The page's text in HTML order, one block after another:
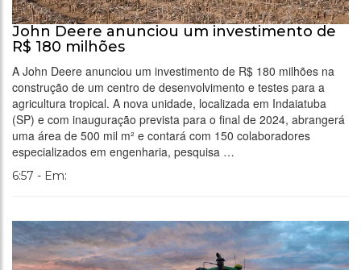
John Deere anunciou um investimento de
R$ 180 milhões
A John Deere anunciou um investimento de R$ 180 milhões na
construção de um centro de desenvolvimento e testes para a
agricultura tropical. A nova unidade, localizada em Indaiatuba
(SP) e com inauguração prevista para o final de 2024, abrangerá
uma área de 500 mil m² e contará com 150 colaboradores
especializados em engenharia, pesquisa …
6:57 - Em: